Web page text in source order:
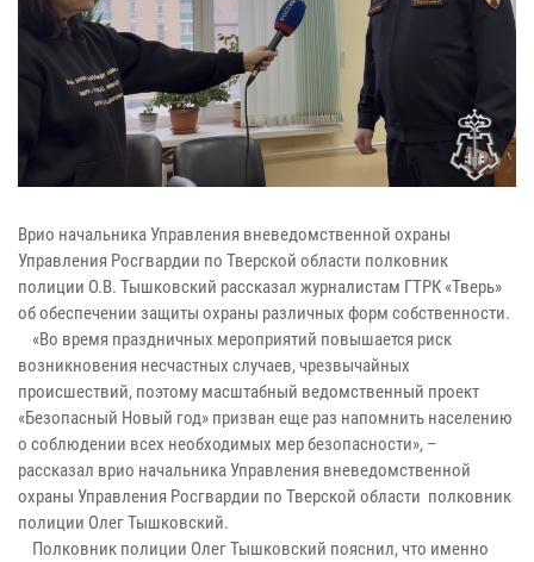
Врио начальника Управления вневедомственной охраны
Управления Росгвардии по Тверской области полковник
полиции О.В. Тышковский рассказал журналистам ГТРК «Тверь»
об обеспечении защиты охраны различных форм собственности.
«Во время праздничных мероприятий повышается риск
возникновения несчастных случаев, чрезвычайных
происшествий, поэтому масштабный ведомственный проект
«Безопасный Новый год» призван еще раз напомнить населению
о соблюдении всех необходимых мер безопасности», –
рассказал врио начальника Управления вневедомственной
охраны Управления Росгвардии по Тверской области полковник
полиции Олег Тышковский.
Полковник полиции Олег Тышковский пояснил, что именно